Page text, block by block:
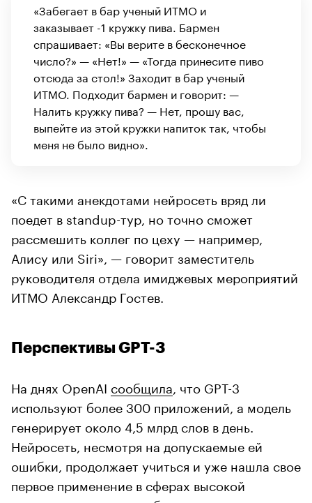
«Забегает в бар ученый ИТМО и
заказывает -1 кружку пива. Бармен
спрашивает: «Вы верите в бесконечное
число?» — «Нет!» — «Тогда принесите пиво
отсюда за стол!» Заходит в бар ученый
ИТМО. Подходит бармен и говорит: —
Налить кружку пива? — Нет, прошу вас,
выпейте из этой кружки напиток так, чтобы
меня не было видно».
«С такими анекдотами нейросеть вряд ли
поедет в standup-тур, но точно сможет
рассмешить коллег по цеху — например,
Алису или Siri», — говорит заместитель
руководителя отдела имиджевых мероприятий
ИТМО Александр Гостев.
Перспективы GPT-3
На днях OpenAI сообщила , что GPT-3
используют более 300 приложений, а модель
генерирует около 4,5 млрд слов в день.
Нейросеть, несмотря на допускаемые ей
ошибки, продолжает учиться и уже нашла свое
первое применение в сферах высокой